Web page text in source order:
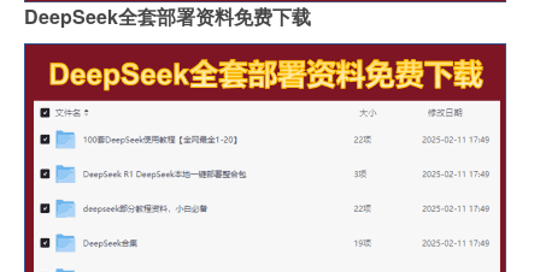
DeepSeek全套部署资料免费下载